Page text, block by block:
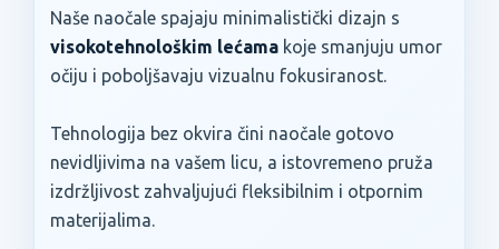
Naše naočale spajaju minimalistički dizajn s
visokotehnološkim lećama koje smanjuju umor
očiju i poboljšavaju vizualnu fokusiranost.
Tehnologija bez okvira čini naočale gotovo
nevidljivima na vašem licu, a istovremeno pruža
izdržljivost zahvaljujući fleksibilnim i otpornim
materijalima.